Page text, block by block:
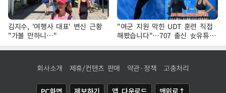
김지수, '여행사 대표' 변신 근황
"가볼 만하니…"
"여군 지원 막힌 UDT 훈련 직접
해봤습니다"…707 출신 女유튜버
'완벽 소화'
회사소개 제휴/컨텐츠 판매 약관·정책 고충처리
PC화면 제보하기 앱 다운로드 맨위로↑